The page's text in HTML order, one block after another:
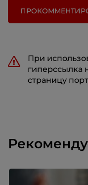
При
гиперссылка
страницу